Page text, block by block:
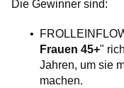
Die Gewinner sind:
Frauen 45+"
Jahren, um sie
machen.